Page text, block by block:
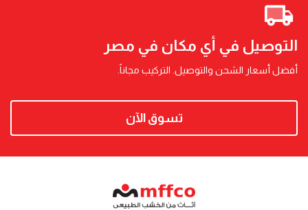
التوصيل في أي مكان في مصر
أفضل أسعار الشحن والتوصيل. التركيب مجاناً.
تسوق الآن